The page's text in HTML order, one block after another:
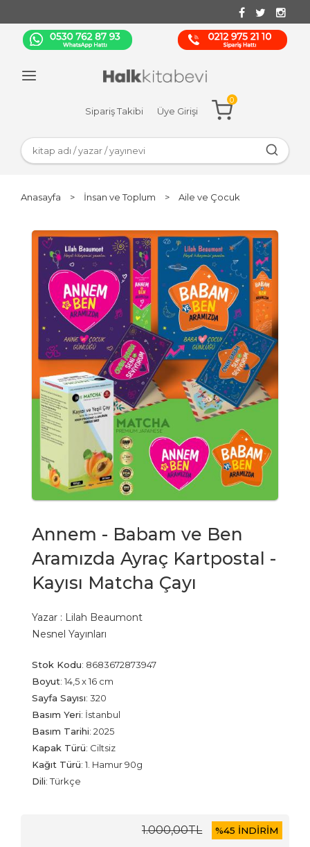
Sipariş Takibi Üye Girişi
0
Anasayfa > İnsan ve Toplum > Aile ve Çocuk
Annem - Babam ve Ben
Aramızda Ayraç Kartpostal -
Kayısı Matcha Çayı
Yazar : Lilah Beaumont
Nesnel Yayınları
Stok Kodu: 8683672873947
Boyut: 14,5 x 16 cm
Sayfa Sayısı: 320
Basım Yeri: İstanbul
Basım Tarihi: 2025
Kapak Türü: Ciltsiz
Kağıt Türü: 1. Hamur 90g
Dili:Türkçe
1.000,00TL %45 İNDİRİM